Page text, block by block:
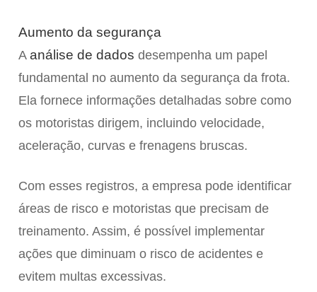
Aumento da segurança
A análise de dados desempenha um papel
fundamental no aumento da segurança da frota.
Ela fornece informações detalhadas sobre como
os motoristas dirigem, incluindo velocidade,
aceleração, curvas e frenagens bruscas.
Com esses registros, a empresa pode identificar
áreas de risco e motoristas que precisam de
treinamento. Assim, é possível implementar
ações que diminuam o risco de acidentes e
evitem multas excessivas.